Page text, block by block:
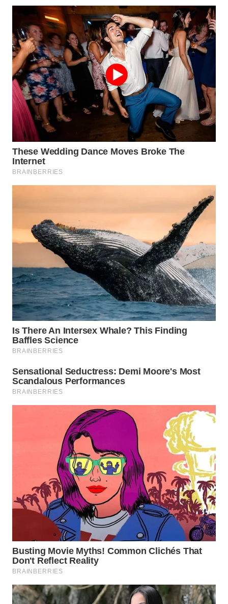
LESUNG
WN
KARO
WN
SIMALUNGUN
WN
LABUHANBATU
TAPANULI
TENGAH
WN
TEBING
WN
PAKPAK
WN
KARAWANG
WN
BEKASI
WN
BOGOR
TAPANULI
UTARA
WN
PADANG